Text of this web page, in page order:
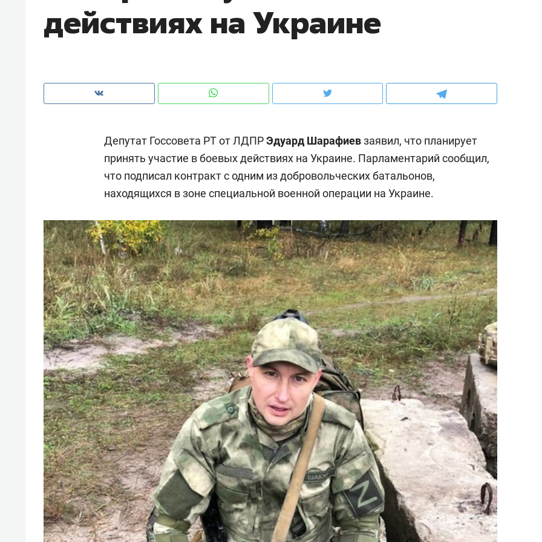
действиях на Украине
Депутат Госсовета РТ от ЛДПРЭдуард Шарафиевзаявил, что планирует
принять участие в боевых действиях на Украине. Парламентарий сообщил,
что подписал контракт с одним из добровольческих батальонов,
находящихся в зоне специальной военной операции на Украине.
рынки, почему надо знать аксакалов и
чем интересен Оман?
клиентах и чудных запросах мастеров
Рекомендуем
Оставить шум за волной: как
строят тишину в казанском
ЖК «Заря»
Рекомендуем
Психотерапевт «Фороса»:
«Директорский невроз» –
когда человек не считает
свою сверхнагрузку
стрессом»
Рекомендуем
Дизайнер-прораб
Наседкина: «Ремонт
с мебелью за 2
для меня это